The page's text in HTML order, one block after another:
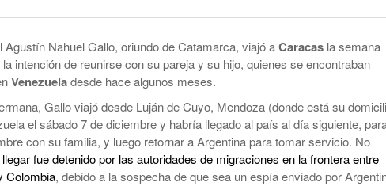
De La
Nueva York
Y
Bomba Electoral: El Gobierno Saca
Retenciones A Los Granos
Mortal
A $LIBRA
El Gobierno Lanza Un Servicio Militar
Voluntario: “Fuego Sagrado”
Kicillof Lanzo El MDF Con Una Demostración
De Fuerza Que Lo Ubica En La Primera Línea
De La Oposición A Milei- 1 year ago
Axel Kicillof Despidió A Pepe Mujica Y Pidió
Perdón Por “los Agravios” Libertarios - 1 year
ago
View All
Agustín Nahuel Gallo, oriundo de Catamarca, viajó aCaracas la semana
intención de reunirse con su pareja y su hijo, quienes se encontraban
Venezueladesde hace algunos meses.
Gallo viajó desde Luján de Cuyo, Mendoza (donde está su
el sábado 7 de diciembre y habría llegado al país al día siguiente,
con su familia, y luego retornar a Argentina para tomar servicio. No
fue detenido por las autoridades de migraciones en la frontera entre
Colombia, debido a la sospecha de que sea un espía enviado por